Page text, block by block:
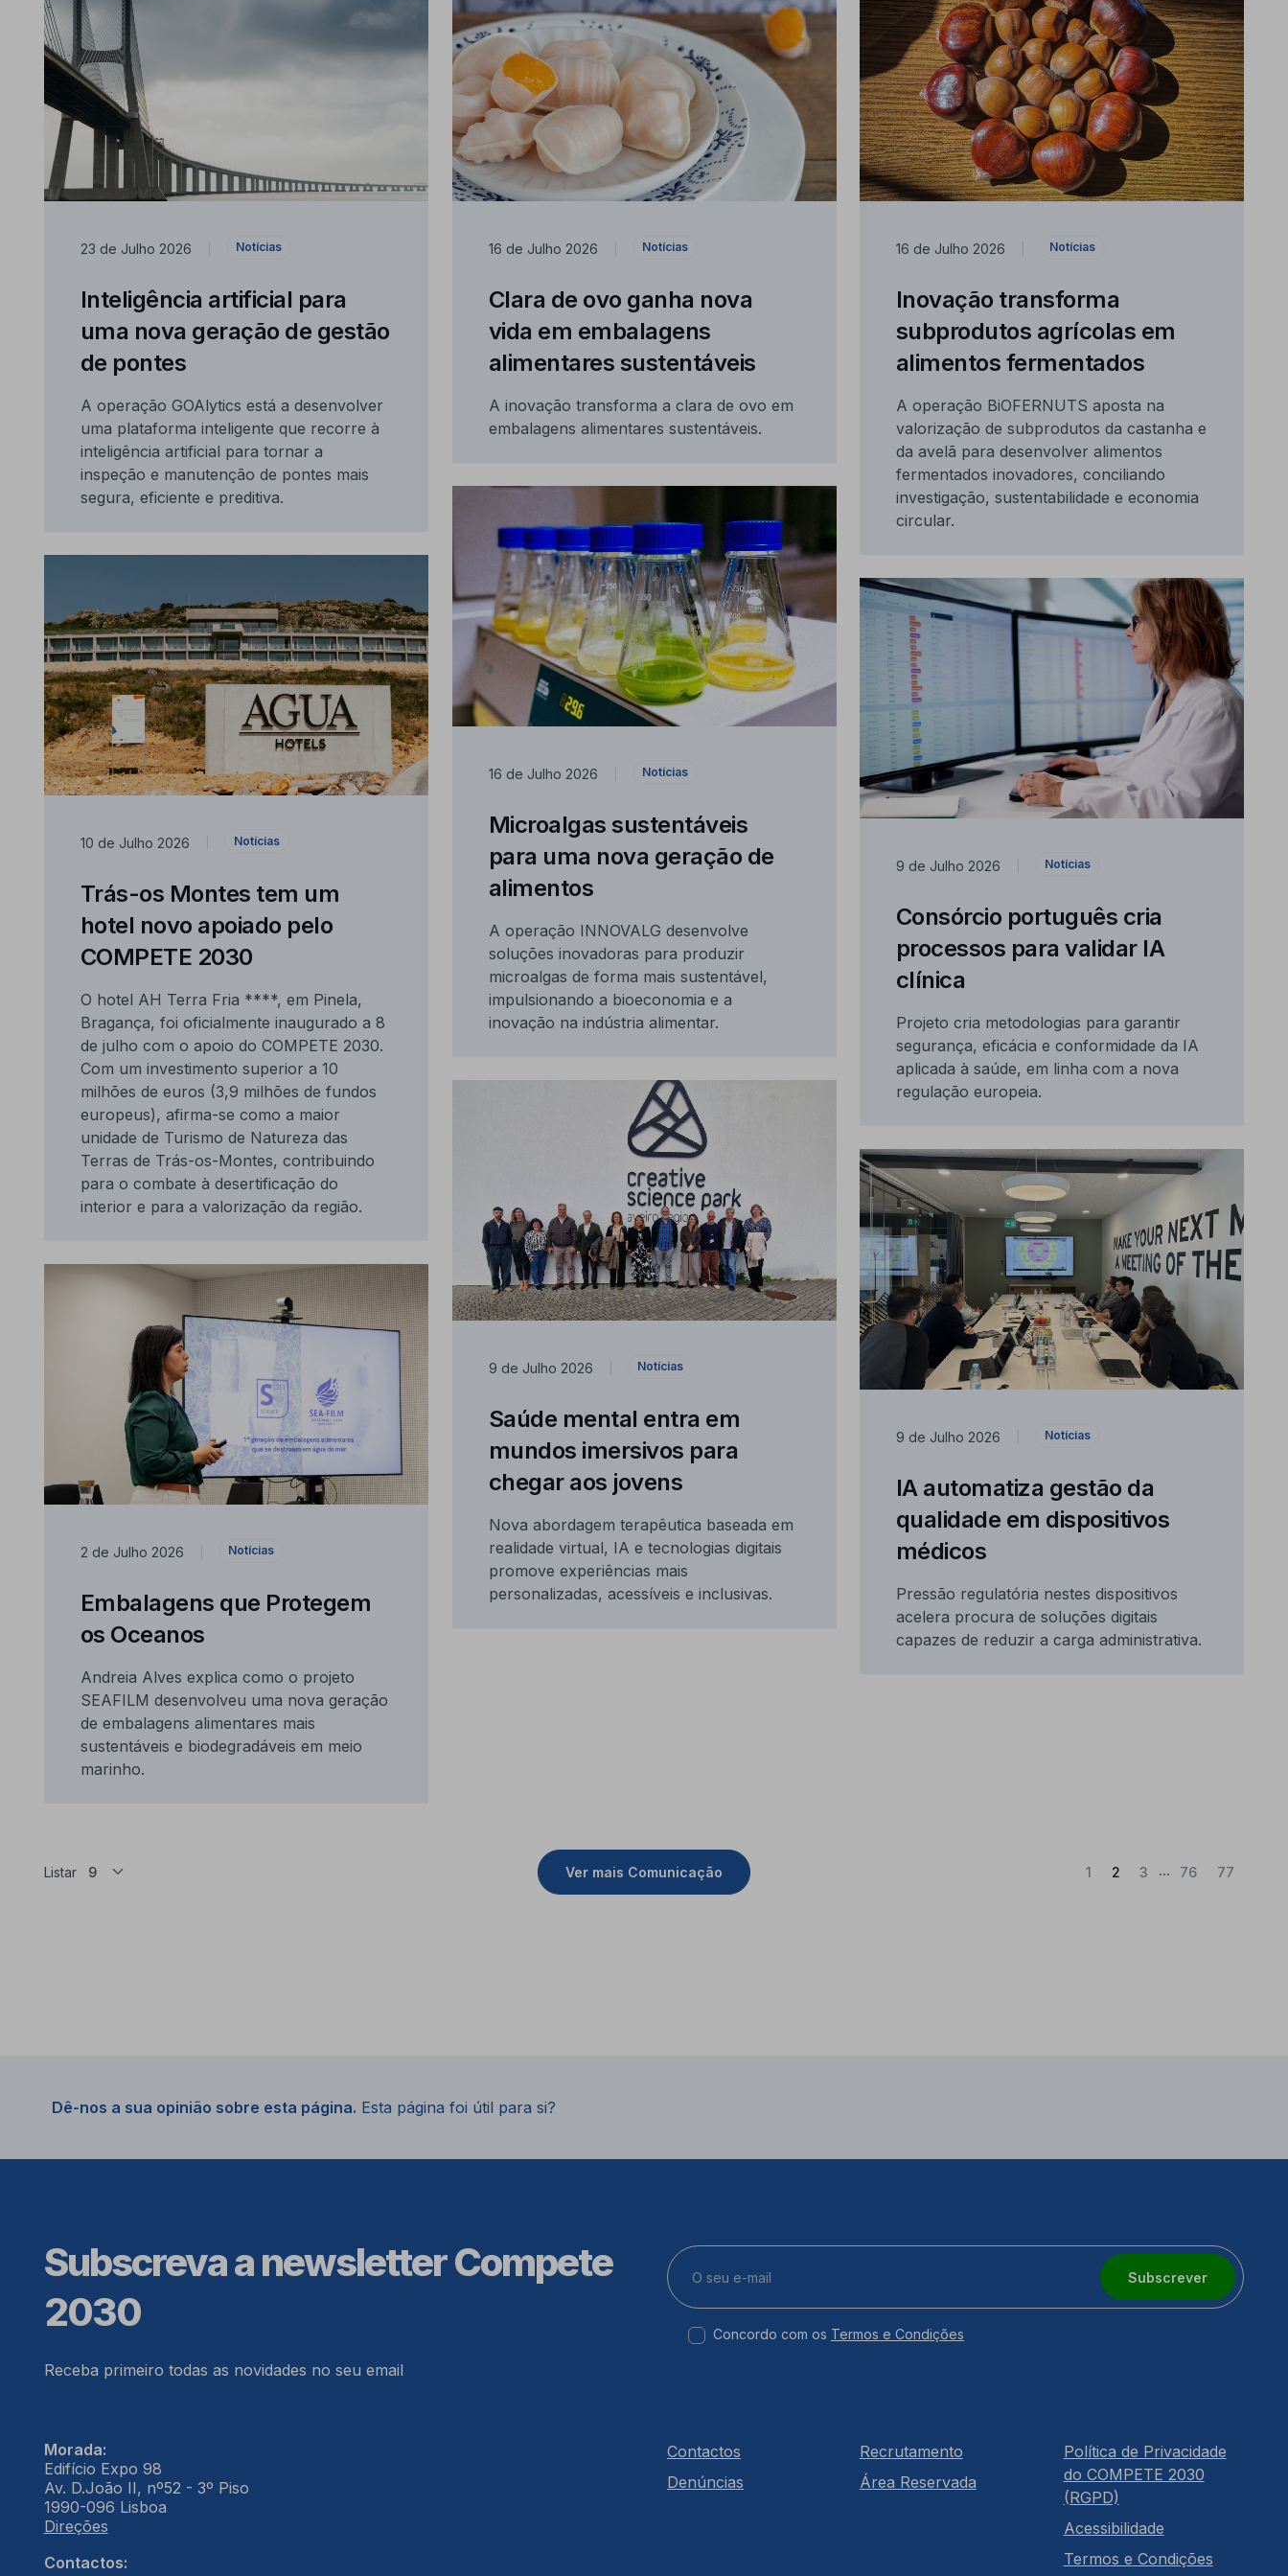
23 de Julho 2026 Notícias
Inteligência artificial para
uma nova geração de gestão
de pontes
A operação GOAlytics está a desenvolver
uma plataforma inteligente que recorre à
inteligência artificial para tornar a
inspeção e manutenção de pontes mais
segura, eficiente e preditiva.
16 de Julho 2026 Notícias
Clara de ovo ganha nova
vida em embalagens
alimentares sustentáveis
A inovação transforma a clara de ovo em
embalagens alimentares sustentáveis.
16 de Julho 2026 Notícias
Inovação transforma
subprodutos agrícolas em
alimentos fermentados
A operação BiOFERNUTS aposta na
valorização de subprodutos da castanha e
da avelã para desenvolver alimentos
fermentados inovadores, conciliando
investigação, sustentabilidade e economia
circular.
16 de Julho 2026 Notícias
Microalgas sustentáveis
para uma nova geração de
alimentos
A operação INNOVALG desenvolve
soluções inovadoras para produzir
microalgas de forma mais sustentável,
impulsionando a bioeconomia e a
inovação na indústria alimentar.
10 de Julho 2026 Notícias
Trás-os Montes tem um
hotel novo apoiado pelo
COMPETE 2030
O hotel AH Terra Fria ****, em Pinela,
Bragança, foi oficialmente inaugurado a 8
de julho com o apoio do COMPETE 2030.
Com um investimento superior a 10
milhões de euros (3,9 milhões de fundos
europeus), afirma-se como a maior
unidade de Turismo de Natureza das
Terras de Trás-os-Montes, contribuindo
para o combate à desertificação do
interior e para a valorização da região.
9 de Julho 2026 Notícias
Consórcio português cria
processos para validar IA
clínica
Projeto cria metodologias para garantir
segurança, eficácia e conformidade da IA
aplicada à saúde, em linha com a nova
regulação europeia.
9 de Julho 2026 Notícias
Saúde mental entra em
mundos imersivos para
chegar aos jovens
Nova abordagem terapêutica baseada em
realidade virtual, IA e tecnologias digitais
promove experiências mais
personalizadas, acessíveis e inclusivas.
9 de Julho 2026 Notícias
IA automatiza gestão da
qualidade em dispositivos
médicos
Pressão regulatória nestes dispositivos
acelera procura de soluções digitais
capazes de reduzir a carga administrativa.
2 de Julho 2026 Notícias
Embalagens que Protegem
os Oceanos
Andreia Alves explica como o projeto
SEAFILM desenvolveu uma nova geração
de embalagens alimentares mais
sustentáveis e biodegradáveis em meio
marinho.
Listar Ver mais Comunicação 1 2(Atual)
3 ... 76 77
Dê-nos a sua opinião sobre esta página. Esta página foi útil para si?
Subscreva a newsletter Compete
2030
Receba primeiro todas as novidades no seu email
Subscrever
Concordo com os Termos e Condições
Morada:
Edifício Expo 98
Av. D.João II, nº52 - 3º Piso
1990-096 Lisboa
Direções
Contactos:
Contactos
Denúncias
Recrutamento
Área Reservada
Política de Privacidade
do COMPETE 2030
(RGPD)
Acessibilidade
Termos e Condições